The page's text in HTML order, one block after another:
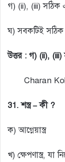
গ) (ii), (iii) সঠিক
ঘ) সবকটিই সঠিক
উত্তর : গ) (ii),
Charan
31. শস্ত্র – কী ?
ক) আগ্নেয়াস্ত্র
খ) ক্ষেপণাস্ত্র, যা